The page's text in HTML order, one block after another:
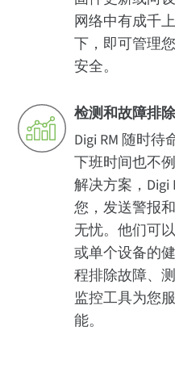
网络中有成千
下，即可管理
安全。
检测和故障排
Digi RM 随时
下班时间也不
解决方案，Digi
您，发送警报
无忧。他们可
或单个设备的
程排除故障、
监控工具为您
能。